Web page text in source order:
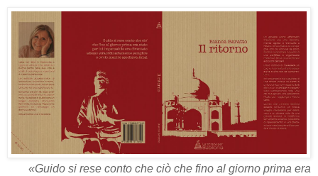
«Guido si rese conto che ciò che fino al giorno prima era